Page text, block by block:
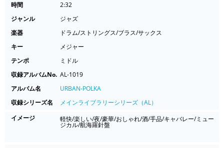
時間
2:32
ジャンル
ジャズ
楽器
ドラム/ストリングス/ブラス/サックス
キー
メジャー
テンポ
ミドル
収録アルバムNo. AL-1019
アルバム名
URBAN-POLKA
収録シリーズ名
メインライブラリーシリーズ（AL）
イメージ
軽快/楽しい/夜/豪華/おしゃれ/酒/手品/キャバレー/ミュー
ジカル/航海羅針盤